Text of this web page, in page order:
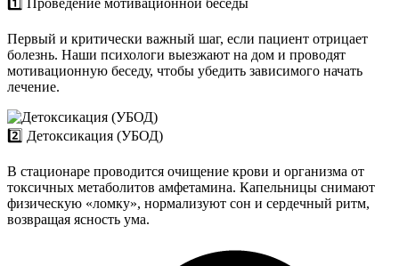
Первый и критически важный шаг, если пациент отрицает
болезнь. Наши психологи выезжают на дом и проводят
мотивационную беседу, чтобы убедить зависимого начать
лечение.
2️⃣ Детоксикация (УБОД)
В стационаре проводится очищение крови и организма от
токсичных метаболитов амфетамина. Капельницы снимают
физическую «ломку», нормализуют сон и сердечный ритм,
возвращая ясность ума.